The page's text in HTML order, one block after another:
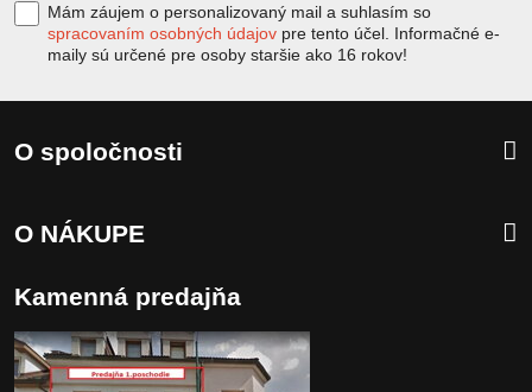
Mám záujem o personalizovaný mail a suhlasím so
spracovaním osobných údajov pre tento účel. Informačné e-
maily sú určené pre osoby staršie ako 16 rokov!
O spoločnosti
O NÁKUPE
Kamenná predajňa